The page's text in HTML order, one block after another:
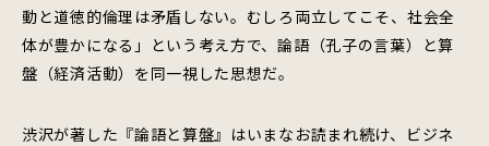
動と道徳的倫理は矛盾しない。むしろ両立してこそ、社会全
体が豊かになる」という考え方で、論語（孔子の言葉）と算
盤（経済活動）を同一視した思想だ。
渋沢が著した『論語と算盤』はいまなお読まれ続け、ビジネ